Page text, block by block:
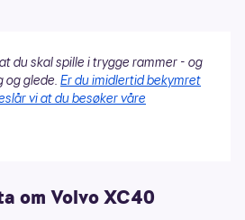
du skal spille i trygge rammer - og
og glede. Er du imidlertid bekymret
vi at du besøker våre
om Volvo XC40